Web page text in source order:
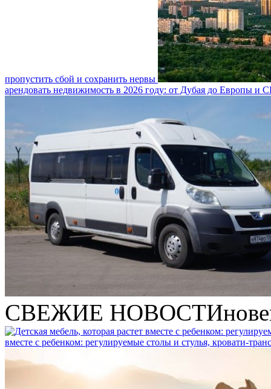
пропустить сбой и сохранить нервы
арендовать недвижимость в 2026 году: от Дубая до Европы и
СВЕЖИЕ НОВОСТИ
вместе с ребенком: регулируемые столы и стулья, кровати-